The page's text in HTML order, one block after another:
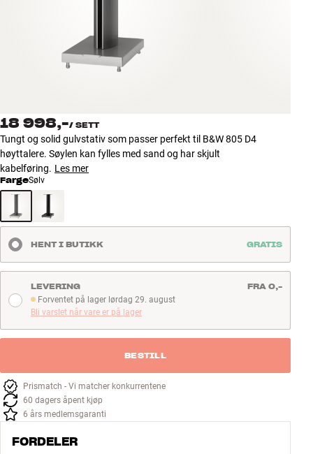
INSPIRASJON
NYHETER
TILBUD
Finn Butikk
Logg inn
Bygg med lyd
18 998,-/ SETT
Tungt og solid gulvstativ som passer perfekt til B&W 805 D4
høyttalere. Søylen kan fylles med sand og har skjult
kabelføring. Les mer
FargeSølv
HENT I BUTIKK GRATIS
Forventet på lager lørdag 29. august
Forventet på lager lørdag 29. august
Bli varslet når vare er på lager
LEVERING FRA 0,-
BESTILL
Prismatch - Vi matcher konkurrentene
60 dagers åpent kjøp
6 års medlemsgaranti
FORDELER